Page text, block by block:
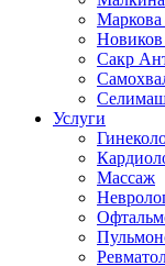
Сакр
Услуги
Массаж